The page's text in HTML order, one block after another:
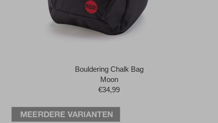
Bouldering Chalk Bag
Moon
€34,99